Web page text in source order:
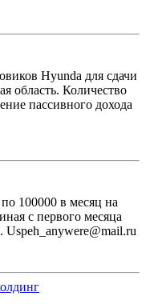
Hyunda для сдачи
область. Количество
пассивного дохода
100000 в месяц на
с первого месяца
Uspeh_anywere@mail.ru